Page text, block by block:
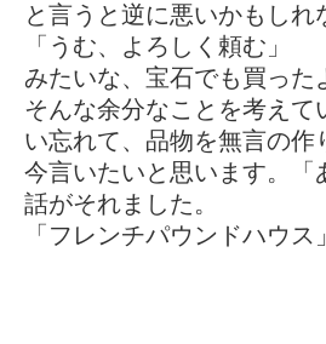
と言うと逆に悪いかもしれ
「うむ、よろしく頼む」
みたいな、宝石でも買った
そんな余分なことを考え
い忘れて、品物を無言の
今言いたいと思います。「
話がそれました。
「フレンチパウンドハウス